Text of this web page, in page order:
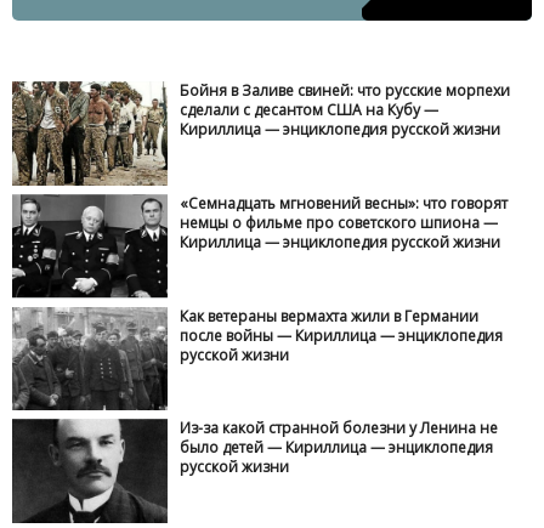
Бойня в Заливе свиней: что русские морпехи
сделали с десантом США на Кубу —
Кириллица — энциклопедия русской жизни
«Семнадцать мгновений весны»: что говорят
немцы о фильме про советского шпиона —
Кириллица — энциклопедия русской жизни
Как ветераны вермахта жили в Германии
после войны — Кириллица — энциклопедия
русской жизни
Из-за какой странной болезни у Ленина не
было детей — Кириллица — энциклопедия
русской жизни